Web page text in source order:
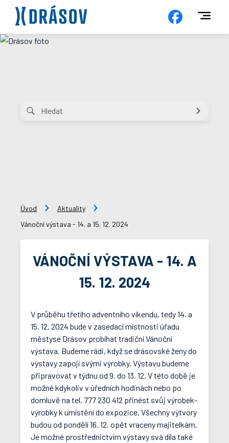
Úvod
Aktuality
Vánoční výstava - 14. a 15. 12. 2024
VÁNOČNÍ VÝSTAVA - 14. A
15. 12. 2024
V průběhu třetího adventního víkendu, tedy 14. a
15. 12. 2024 bude v zasedací místnosti úřadu
městyse Drásov probíhat tradiční Vánoční
výstava. Budeme rádi, když se drásovské ženy do
výstavy zapojí svými výrobky. Výstavu budeme
připravovat v týdnu od 9. do 13. 12. V této době je
možné kdykoliv v úředních hodinách nebo po
domluvě na tel. 777 230 412 přinést svůj výrobek-
výrobky k umístění do expozice. Všechny výtvory
budou od pondělí 16. 12. opět vraceny majitelkám.
Je možné prostřednictvím výstavy svá díla také